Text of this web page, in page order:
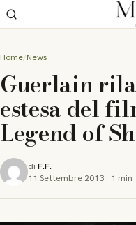
Home News
Guerlain
estesa del
Legend of
di F.F.
11 Settembre 2013 · 1 min